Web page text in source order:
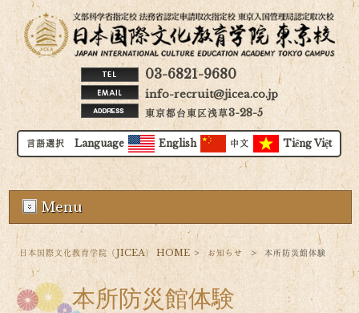
03-6821-9680
info-recruit@jicea.co.jp
東京都台東区浅草3-28-5
言語選択 Language English 中文 Tiếng Việt
Menu
日本国際文化教育学院（JICEA） HOME > お知らせ > 本所防災館体験
本所防災館体験